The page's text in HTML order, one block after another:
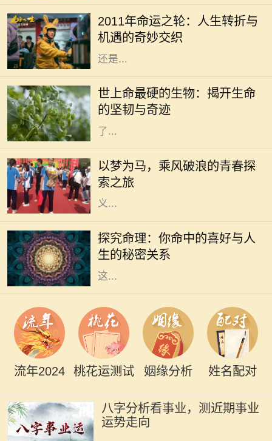
2011年命运之轮：人生转折与
机遇的奇妙交织
份。在这一年，许多人都经历了巨大
的变化，生活的轨迹可能因此而完全
不同。这一年，无论是从事业的发展
还是...
世上命最硬的生物：揭开生命
的坚韧与奇迹
在这个广袤无垠的地球上，生命的形
态千差万别，有些生物如繁星般绚丽
多彩，而有些则隐藏在隐秘的角落，
展现出惊人的生存能力。科学家们为
了...
以梦为马，乘风破浪的青春探
索之旅
生活是一场漫长的旅程，每个人都在
自己的旅途中追寻着梦想。无论是平
凡的日常，还是波澜壮阔的冒险，我
们都在用自己的方式诠释着梦想的意
义...
探究命理：你命中的喜好与人
生的秘密关系
在传统的中华文化中，命理学一直是
人们关注的一个重要领域。通过生辰
八字，许多人尝试了解自己的命运，
探索人生的喜好和方向。我们常听到
这...
流年2024 桃花运测试 姻缘分析 姓名配对
八字分析看事业，测近期事业
运势走向